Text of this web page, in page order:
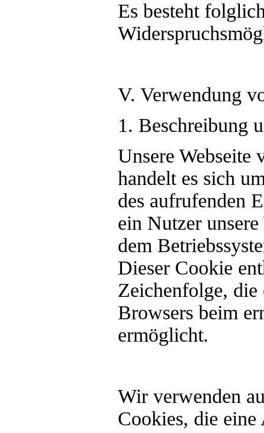
Es besteht
V. Verwendung
1. Beschreibung
Unsere Webseite
handelt es sich
des aufrufenden
ein Nutzer
dem
Dieser Cookie
Zeichenfolge,
Browsers beim
ermöglicht.
Wir verwenden
Cookies, die eine